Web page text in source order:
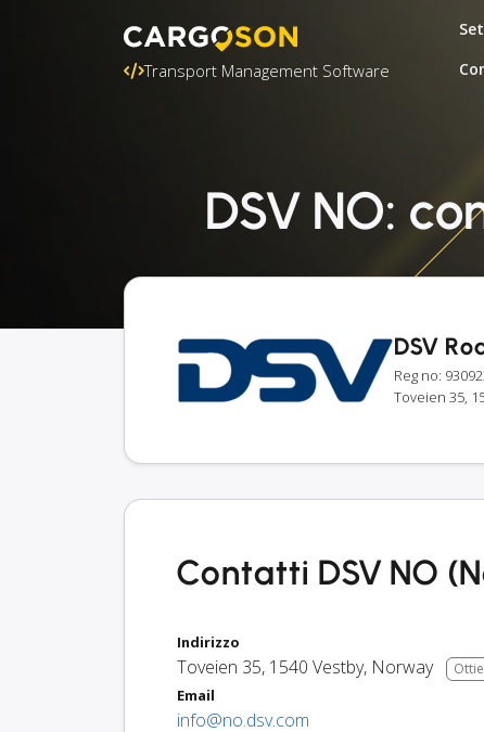
Transport Management Software
DSV NO:
DSV
Reg no:
Toveien 35,
Contatti DSV NO
Indirizzo
Toveien 35, 1540 Vestby, Norway
Email
info@no.dsv.com